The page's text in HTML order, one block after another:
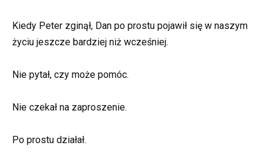
Kiedy Peter zginął, Dan po prostu pojawił się w naszym
życiu jeszcze bardziej niż wcześniej.
Nie pytał, czy może pomóc.
Nie czekał na zaproszenie.
Po prostu działał.